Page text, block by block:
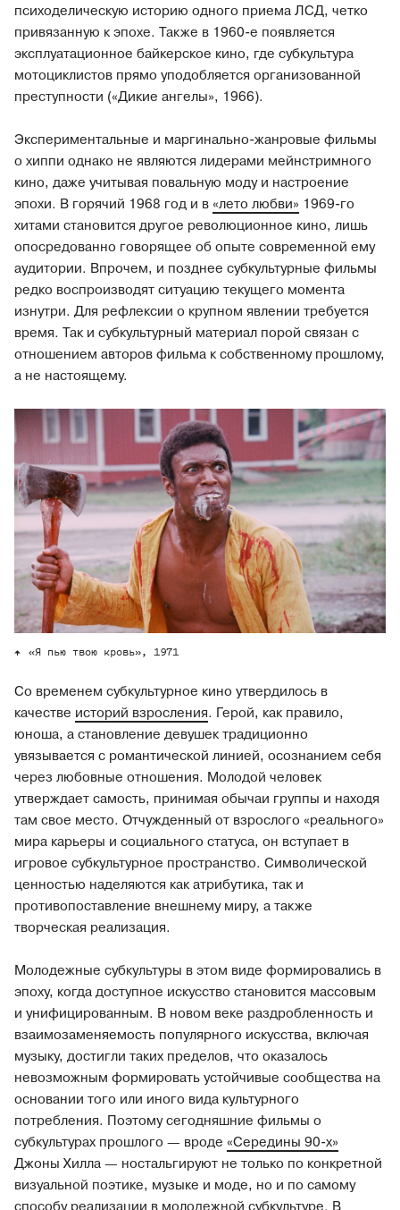
психоделическую историю одного приема ЛСД, четко
привязанную к эпохе. Также в 1960-е появляется
эксплуатационное байкерское кино, где субкультура
мотоциклистов прямо уподобляется организованной
преступности («Дикие ангелы», 1966).
Экспериментальные и маргинально-жанровые фильмы
о хиппи однако не являются лидерами мейнстримного
кино, даже учитывая повальную моду и настроение
эпохи. В горячий 1968 год и в «лето любви» 1969-го
хитами становится другое революционное кино, лишь
опосредованно говорящее об опыте современной ему
аудитории. Впрочем, и позднее субкультурные фильмы
редко воспроизводят ситуацию текущего момента
изнутри. Для рефлексии о крупном явлении требуется
время. Так и субкультурный материал порой связан с
отношением авторов фильма к собственному прошлому,
а не настоящему.
«Я пью твою кровь», 1971
Со временем субкультурное кино утвердилось в
качестве историй взросления. Герой, как правило,
юноша, а становление девушек традиционно
увязывается с романтической линией, осознанием себя
через любовные отношения. Молодой человек
утверждает самость, принимая обычаи группы и находя
там свое место. Отчужденный от взрослого «реального»
мира карьеры и социального статуса, он вступает в
игровое субкультурное пространство. Символической
ценностью наделяются как атрибутика, так и
противопоставление внешнему миру, а также
творческая реализация.
Молодежные субкультуры в этом виде формировались в
эпоху, когда доступное искусство становится массовым
и унифицированным. В новом веке раздробленность и
взаимозаменяемость популярного искусства, включая
музыку, достигли таких пределов, что оказалось
невозможным формировать устойчивые сообщества на
основании того или иного вида культурного
потребления. Поэтому сегодняшние фильмы о
субкультурах прошлого — вроде «Середины 90-х»
Джоны Хилла — ностальгируют не только по конкретной
визуальной поэтике, музыке и моде, но и по самому